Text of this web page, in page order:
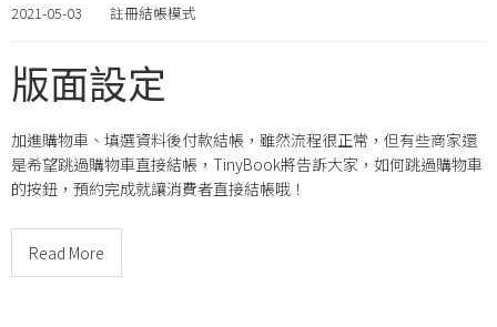
2021-05-03 註冊結帳模式
版面設定
加進購物車、填選資料後付款結帳，雖然流程很正常，但有些商家還
是希望跳過購物車直接結帳，TinyBook將告訴大家，如何跳過購物車
的按鈕，預約完成就讓消費者直接結帳哦！
Read More